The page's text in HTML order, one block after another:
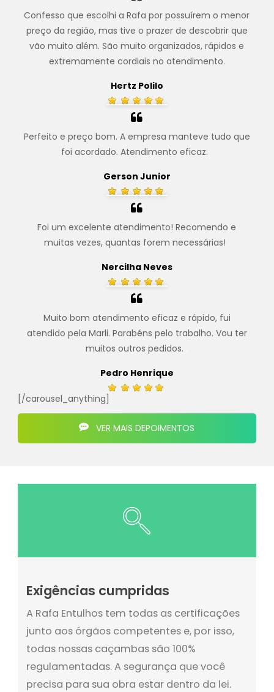
Confesso que escolhi a Rafa por possuírem o menor
preço da região, mas tive o prazer de descobrir que
vão muito além. São muito organizados, rápidos e
extremamente cordiais no atendimento.
Hertz Polilo
Perfeito e preço bom. A empresa manteve tudo que
foi acordado. Atendimento eficaz.
Gerson Junior
Foi um excelente atendimento! Recomendo e
muitas vezes, quantas forem necessárias!
Nercilha Neves
Muito bom atendimento eficaz e rápido, fui
atendido pela Marli. Parabéns pelo trabalho. Vou ter
muitos outros pedidos.
Pedro Henrique
[/carousel_anything]
VER MAIS DEPOIMENTOS
Exigências cumpridas
A Rafa Entulhos tem todas as certificações
junto aos órgãos competentes e, por isso,
todas nossas caçambas são 100%
regulamentadas. A segurança que você
precisa para sua obra estar dentro da lei.